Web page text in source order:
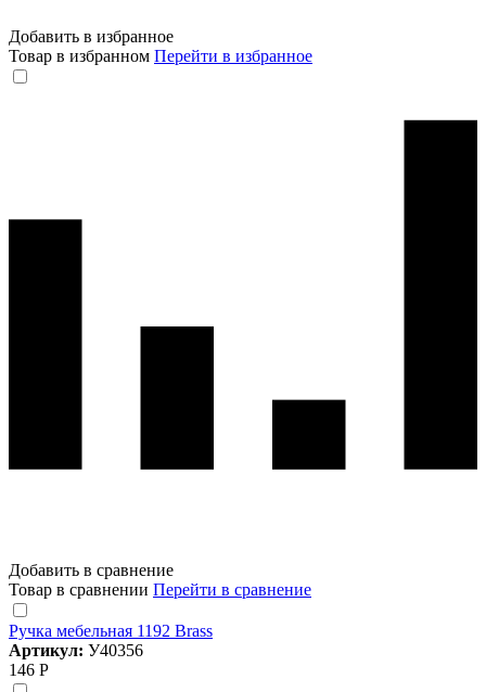
Добавить в избранное
Товар в избранном Перейти в избранное
Добавить в сравнение
Товар в сравнении Перейти в сравнение
Ручка мебельная 1192 Brass
Артикул: У40356
146 Р